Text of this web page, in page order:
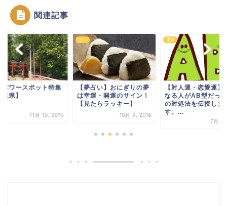
関連記事
パワースポット特集
県】
11月 15, 2015
占い
【夢占い】おにぎりの夢
は幸運・開運のサイン！
【見たらラッキー】
10月 9, 2016
運気
【対人運・恋愛運】
なる人がAB型だっ
の対処法を伝授しま
す。...
7月 1,